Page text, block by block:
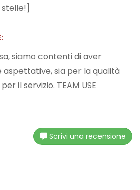
stelle!]
siamo contenti di aver
aspettative, sia per la qualità
il servizio. TEAM USE
Scrivi una recensione